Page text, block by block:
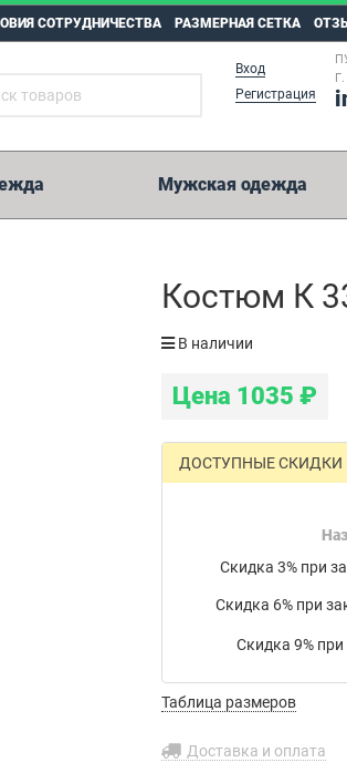
СОТРУДНИЧЕСТВА РАЗМЕРНАЯ СЕТКА
Вход
Регистрация
Мужская одежда
Костюм К
В наличии
Цена 1035 ₽
ДОСТУПНЫЕ СКИДКИ
Скидка 3% при
Скидка 6% при
Скидка 9% при
Таблица размеров
Доставка и оплата
5 000
Возможные способы оплаты:
Оплата на расчетный счет.
Иные способы оплаты.
Реквизиты на оплату мы отправим
Мы работаем с транспортными
Энергия,Транс-Вектор,
или по вашему
Бесплатная доставка до филиала
транспортной компании в г.